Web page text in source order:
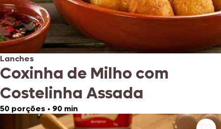
Lanches
Coxinha de Milho com
Costelinha Assada
50 porções • 90 min